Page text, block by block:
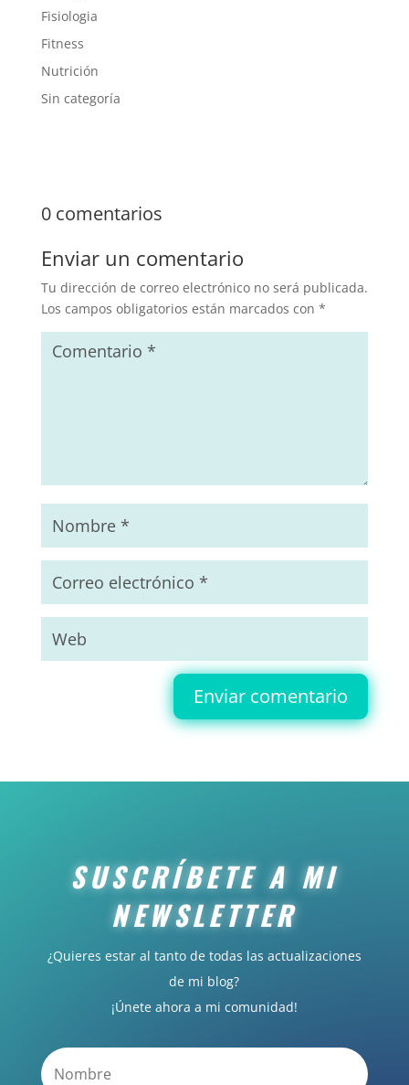
Fisiologia
Fitness
Nutrición
Sin categoría
0 comentarios
Enviar un comentario
Tu dirección de correo electrónico no será publicada.
Los campos obligatorios están marcados con *
Enviar comentario
SUSCRÍBETE A MI
NEWSLETTER
¿Quieres estar al tanto de todas las actualizaciones
de mi blog?
¡Únete ahora a mi comunidad!